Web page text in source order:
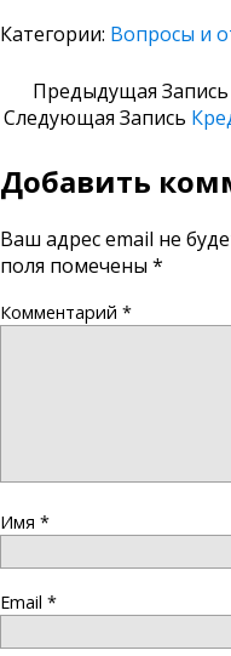
Категории: Вопросы и
Предыдущая Запись
Следующая Запись
Добавить
Ваш адрес email не
поля помечены *
Комментарий *
Имя *
Email *